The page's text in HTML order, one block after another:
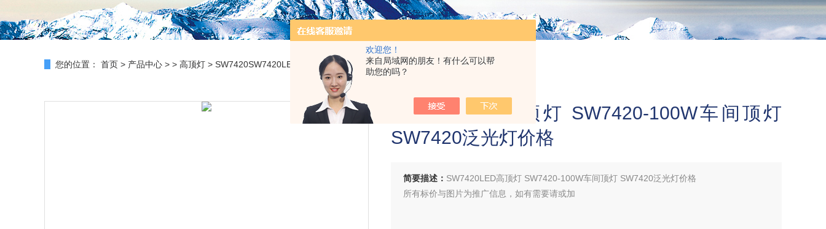
欢迎您！
来自局域网的朋友！有什么可以帮
助您的吗？
您的位置： 首页 > 产品中心 > > 高顶灯 > SW7420SW7420LED高顶灯 SW7420-100W车间顶灯 SW7420泛光灯价格
SW7420LED高顶灯 SW7420-100W车间顶灯
SW7420泛光灯价格
简要描述： SW7420LED高顶灯 SW7420-100W车间顶灯 SW7420泛光灯价格
所有标价与图片为推广信息，如有需要请或加